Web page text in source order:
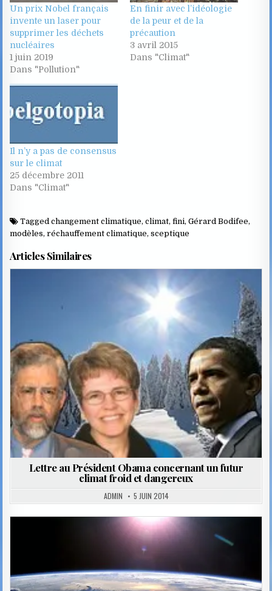
Un prix Nobel français
invente un laser pour
supprimer les déchets
nucléaires
1 juin 2019
Dans "Pollution"
En finir avec l’idéologie
de la peur et de la
précaution
3 avril 2015
Dans "Climat"
Il n’y a pas de consensus
sur le climat
25 décembre 2011
Dans "Climat"
Taggedchangement climatique,climat,fini,Gérard Bodifee,
modèles,réchauffement climatique,sceptique
Articles Similaires
Posted
Lettre au Président Obama concernant un futur
climat froid et dangereux
ADMIN 5 JUIN 2014
Posted